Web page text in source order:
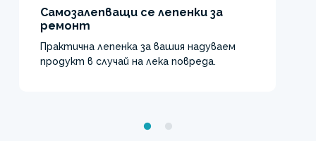
Самозалепващи се лепенки за
ремонт
Практична лепенка за вашия надуваем
продукт в случай на лека повреда.